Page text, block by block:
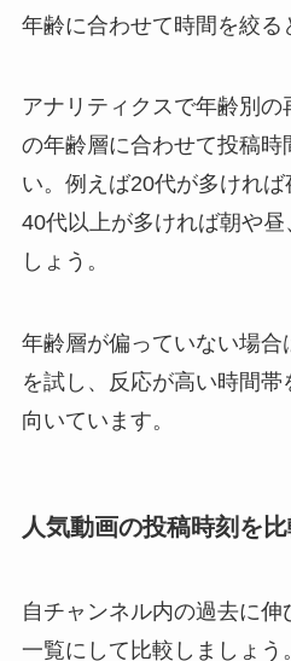
年齢に合わせて時間を絞る
アナリティクスで年齢別
の年齢層に合わせて投稿時
い。例えば20代が多ければ
40代以上が多ければ朝や
しょう。
年齢層が偏っていない場合
を試し、反応が高い時間
向いています。
人気動画の投稿時刻を
自チャンネル内の過去に
一覧にして比較しましょ